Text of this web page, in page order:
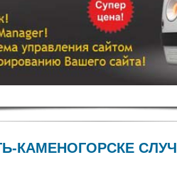
КАМЕНОГОРСКЕ